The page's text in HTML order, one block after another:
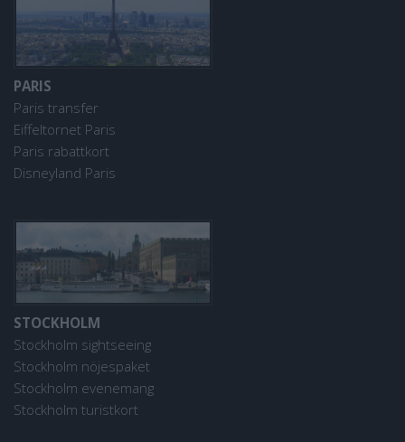
PARIS
Paris transfer
Eiffeltornet Paris
Paris rabattkort
Disneyland Paris
STOCKHOLM
Stockholm sightseeing
Stockholm nöjespaket
Stockholm evenemang
Stockholm turistkort